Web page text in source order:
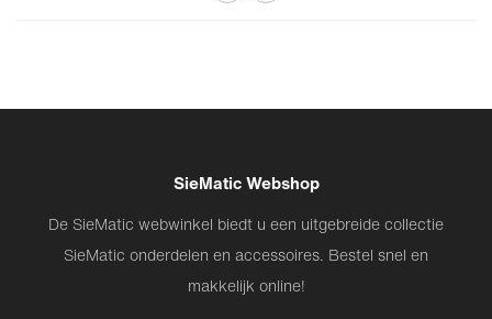
SieMatic Webshop
De SieMatic webwinkel biedt u een uitgebreide collectie
SieMatic onderdelen en accessoires. Bestel snel en
makkelijk online!